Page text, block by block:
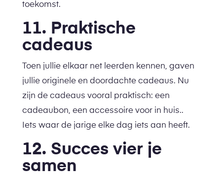
toekomst.
11. Praktische
cadeaus
Toen jullie elkaar net leerden kennen, gaven
jullie originele en doordachte cadeaus. Nu
zijn de cadeaus vooral praktisch: een
cadeaubon, een accessoire voor in huis..
Iets waar de jarige elke dag iets aan heeft.
12. Succes vier je
samen